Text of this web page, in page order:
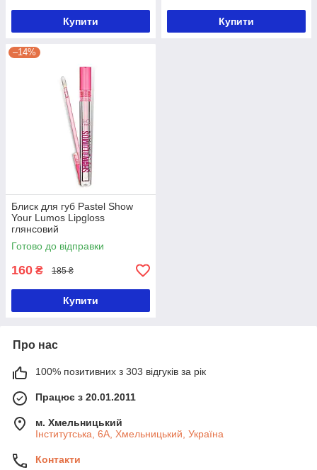
Купити Купити
–14%
Блиск для губ Pastel Show
Your Lumos Lipgloss
глянсовий
Готово до відправки
160 ₴ 185 ₴
Купити
Про нас
100% позитивних з 303 відгуків за рік
Працює з 20.01.2011
м. Хмельницький
Інститутська, 6А, Хмельницький, Україна
Контакти